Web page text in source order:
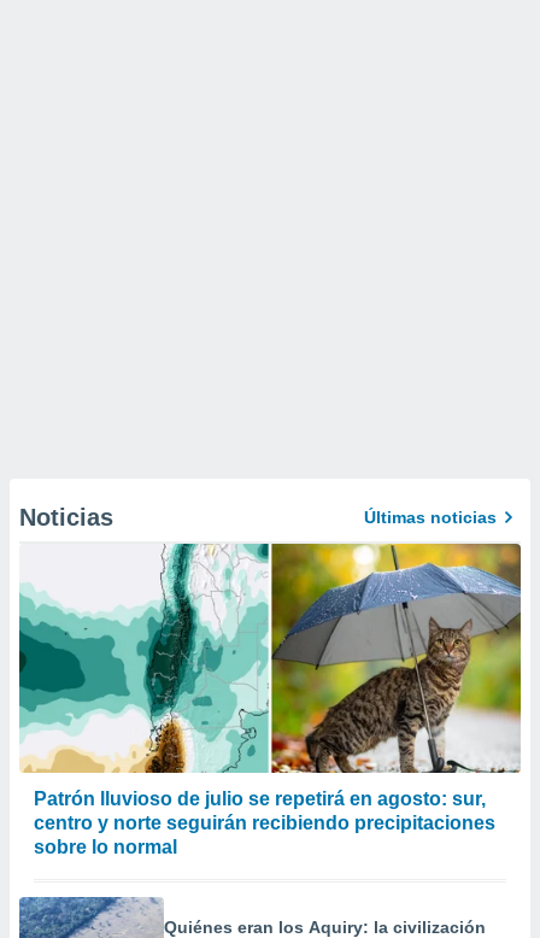
Noticias Últimas noticias
Patrón lluvioso de julio se repetirá en agosto: sur,
centro y norte seguirán recibiendo precipitaciones
sobre lo normal
Quiénes eran los Aquiry: la civilización